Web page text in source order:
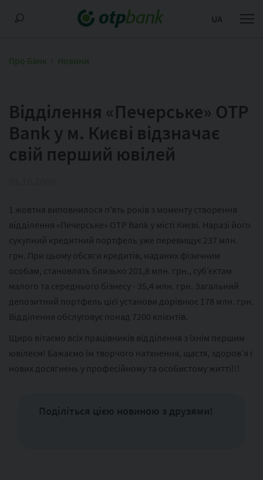
UA
Про Банк Новини
Відділення «Печерське» OTP
Bank у м. Києві відзначає
свій перший ювілей
1 жовтня виповнилося п'ять років з моменту створення
відділення «Печерське» OTP Bank у місті Києві. Наразі його
сукупний кредитний портфель уже перевищує 237 млн.
грн. При цьому обсяги кредитів, наданих фізичним
особам, становлять близько 201,8 млн. грн., суб’єктам
малого та середнього бізнесу - 35,4 млн. грн. Загальний
депозитний портфель цієї установи дорівнює 178 млн. грн.
Відділення обслуговує понад 7200 клієнтів.
Щиро вітаємо всіх працівників відділення з їхнім першим
ювілеєм! Бажаємо їм творчого натхнення, щастя, здоров’я і
нових досягнень у професійному та особистому житті!!!
Поділіться цією новиною з друзями!